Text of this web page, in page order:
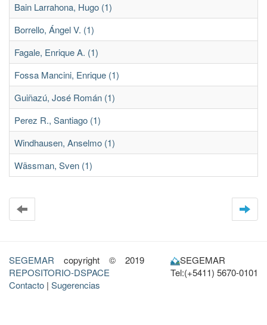
Bain Larrahona, Hugo (1)
Borrello, Ángel V. (1)
Fagale, Enrique A. (1)
Fossa Mancini, Enrique (1)
Guiñazú, José Román (1)
Perez R., Santiago (1)
Windhausen, Anselmo (1)
Wässman, Sven (1)
SEGEMAR copyright © 2019
REPOSITORIO-DSPACE
Contacto | Sugerencias
SEGEMAR
Tel:(+5411) 5670-0101